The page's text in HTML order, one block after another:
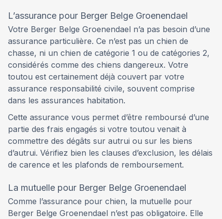
L’assurance pour Berger Belge Groenendael
Votre Berger Belge Groenendael n’a pas besoin d’une
assurance particulière. Ce n’est pas un chien de
chasse, ni un chien de catégorie 1 ou de catégories 2,
considérés comme des chiens dangereux. Votre
toutou est certainement déjà couvert par votre
assurance responsabilité civile, souvent comprise
dans les assurances habitation.
Cette assurance vous permet d’être remboursé d’une
partie des frais engagés si votre toutou venait à
commettre des dégâts sur autrui ou sur les biens
d’autrui. Vérifiez bien les clauses d’exclusion, les délais
de carence et les plafonds de remboursement.
La mutuelle pour Berger Belge Groenendael
Comme l’assurance pour chien, la mutuelle pour
Berger Belge Groenendael n’est pas obligatoire. Elle